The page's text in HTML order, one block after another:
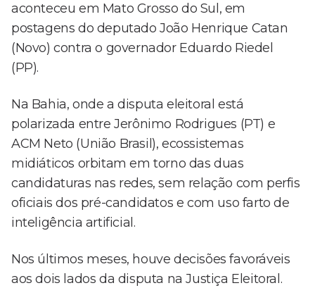
aconteceu em Mato Grosso do Sul, em
postagens do deputado João Henrique Catan
(Novo) contra o governador Eduardo Riedel
(PP).
Na Bahia, onde a disputa eleitoral está
polarizada entre Jerônimo Rodrigues (PT) e
ACM Neto (União Brasil), ecossistemas
midiáticos orbitam em torno das duas
candidaturas nas redes, sem relação com perfis
oficiais dos pré-candidatos e com uso farto de
inteligência artificial.
Nos últimos meses, houve decisões favoráveis
aos dois lados da disputa na Justiça Eleitoral.